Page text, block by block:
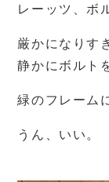
レーッツ、ボ
厳かになりす
静かにボルト
緑のフレーム
うん、いい。